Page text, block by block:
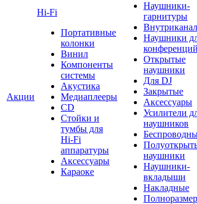
Акции
Hi-Fi
Портативные
колонки
Винил
Компоненты
системы
Акустика
Медиаплееры
CD
Стойки и
тумбы для
Hi-Fi
аппаратуры
Аксессуары
Караоке
Наушники-
гарнитуры
Наушники
конференций
Открытые
наушники
Для DJ
Закрытые
Аксессуары
Усилители
наушников
наушники
Наушники-
вкладыши
Накладные